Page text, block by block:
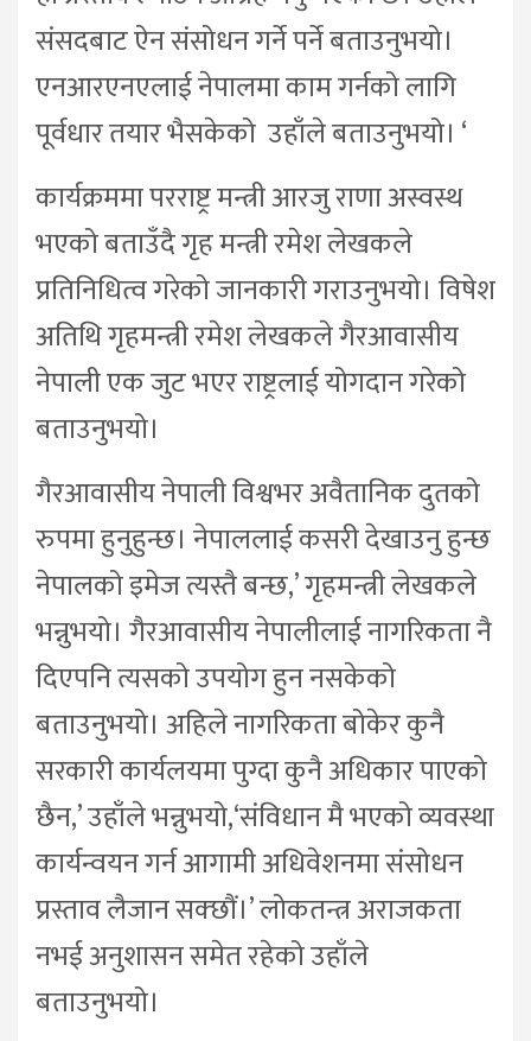
संसदबाट ऐन संसोधन गर्ने पर्ने बताउनुभयो।
एनआरएनएलाई नेपालमा काम गर्नको लागि
पूर्वधार तयार भैसकेको उहाँले बताउनुभयो। ‘
कार्यक्रममा परराष्ट्र मन्त्री आरजु राणा अस्वस्थ
भएको बताउँदै गृह मन्त्री रमेश लेखकले
प्रतिनिधित्व गरेको जानकारी गराउनुभयो। विषेश
अतिथि गृहमन्त्री रमेश लेखकले गैरआवासीय
नेपाली एक जुट भएर राष्ट्रलाई योगदान गरेको
बताउनुभयो।
गैरआवासीय नेपाली विश्वभर अवैतानिक दुतको
रुपमा हुनुहुन्छ। नेपाललाई कसरी देखाउनु हुन्छ
नेपालको इमेज त्यस्तै बन्छ,’ गृहमन्त्री लेखकले
भन्नुभयो। गैरआवासीय नेपालीलाई नागरिकता नै
दिएपनि त्यसको उपयोग हुन नसकेको
बताउनुभयो। अहिले नागरिकता बोकेर कुनै
सरकारी कार्यलयमा पुग्दा कुनै अधिकार पाएको
छैन,’ उहाँले भन्नुभयो,‘संविधान मै भएको व्यवस्था
कार्यन्वयन गर्न आगामी अधिवेशनमा संसोधन
प्रस्ताव लैजान सक्छौं।’ लोकतन्त्र अराजकता
नभई अनुशासन समेत रहेको उहाँले
बताउनुभयो।